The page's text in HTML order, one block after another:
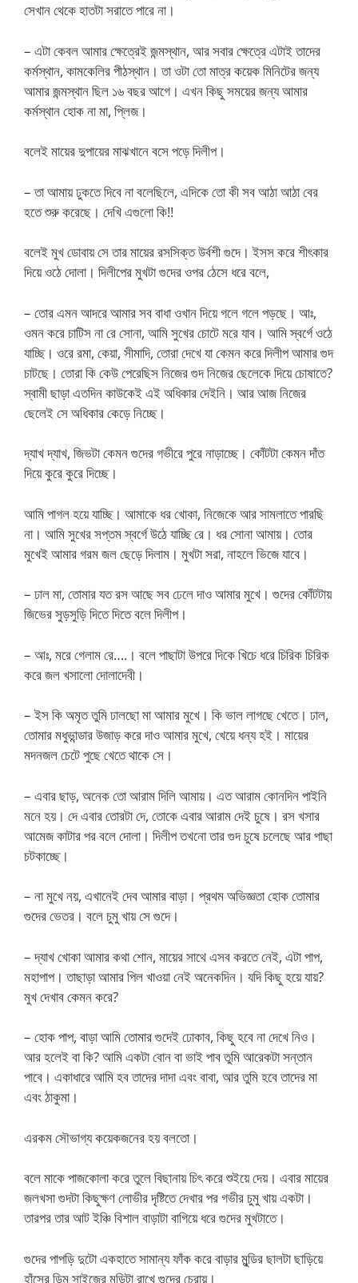
সেখান থেকে হাতটা সরাতে পারে না।
– এটা কেবল আমার ক্ষেত্রেই জন্মস্থান, আর সবার ক্ষেত্রে এটাই তাদের
কর্মস্থান, কামকেলির পীঠস্থান। তা ওটা তো মাত্র কয়েক মিনিটের জন্য
আমার জন্মস্থান ছিল ১৬ বছর আগে। এখন কিছু সময়ের জন্য আমার
কর্মস্থান হোক না মা, প্লিজ।
বলেই মায়ের দুপায়ের মাঝখানে বসে পড়ে দিলীপ।
– তা আমায় ঢুকতে দিবে না বলেছিলে, এদিকে তো কী সব আঠা আঠা বের
হতে শুরু করেছে। দেখি এগুলো কি!!
বলেই মুখ ডোবায় সে তার মায়ের রসসিক্ত উর্বশী গুদে। ইসস করে শীৎকার
দিয়ে ওঠে দোলা। দিলীপের মুখটা গুদের ওপর ঠেসে ধরে বলে,
– তোর এমন আদরে আমার সব বাধা ওখান দিয়ে গলে গলে পড়ছে। আঃ,
ওমন করে চাটিস না রে সোনা, আমি সুখের চোটে মরে যাব। আমি স্বর্গে ওঠে
যাচ্ছি। ওরে রমা, কেয়া, সীমাদি, তোরা দেখে যা কেমন করে দিলীপ আমার গুদ
চাটছে। তোরা কি কেউ পেরেছিস নিজের গুদ নিজের ছেলেকে দিয়ে চোষাতে?
স্বামী ছাড়া এতদিন কাউকেই এই অধিকার দেইনি। আর আজ নিজের
ছেলেই সে অধিকার কেড়ে নিচ্ছে।
দ্যাখ দ্যাখ, জিভটা কেমন গুদের গভীরে পুরে নাড়াচ্ছে। কোঁটটা কেমন দাঁত
দিয়ে কুরে কুরে দিচ্ছে।
আমি পাগল হয়ে যাচ্ছি। আমাকে ধর খোকা, নিজেকে আর সামলাতে পারছি
না। আমি সুখের সপ্তম স্বর্গে উঠে যাচ্ছি রে। ধর সোনা আমায়। তোর
মুখেই আমার গরম জল ছেড়ে দিলাম। মুখটা সরা, নাহলে ভিজে যাবে।
– ঢাল মা, তোমার যত রস আছে সব ঢেলে দাও আমার মুখে। গুদের কোঁটটায়
জিভের সুড়সুড়ি দিতে দিতে বলে দিলীপ।
– আঃ, মরে গেলাম রে….। বলে পাছাটা উপরে দিকে খিচে ধরে চিরিক চিরিক
করে জল খসালো দোলাদেবী।
– ইস কি অমৃত তুমি ঢালছো মা আমার মুখে। কি ভাল লাগছে খেতে। ঢাল,
তোমার মধুভান্ডার উজাড় করে দাও আমার মুখে, খেয়ে ধন্য হই। মায়ের
মদনজল চেটে পুছে খেতে থাকে সে।
– এবার ছাড়, অনেক তো আরাম দিলি আমায়। এত আরাম কোনদিন পাইনি
মনে হয়। দে এবার তোরটা দে, তোকে এবার আরাম দেই চুষে। রস খসার
আমেজ কাটার পর বলে দোলা। দিলীপ তখনো তার গুদ চুষে চলেছে আর পাছা
চটকাচ্ছে।
– না মুখে নয়, এখানেই দেব আমার বাড়া। প্রথম অভিজ্ঞতা হোক তোমার
গুদের ভেতর। বলে চুমু খায় সে গুদে।
– দ্যাখ খোকা আমার কথা শোন, মায়ের সাথে এসব করতে নেই, এটা পাপ,
মহাপাপ। তাছাড়া আমার পিল খাওয়া নেই অনেকদিন। যদি কিছু হয়ে যায়?
মুখ দেখাব কেমন করে?
– হোক পাপ, বাড়া আমি তোমার গুদেই ঢোকাব, কিছু হবে না দেখে নিও।
আর হলেই বা কি? আমি একটা বোন বা ভাই পাব তুমি আরেকটা সন্তান
পাবে। একাধারে আমি হব তাদের দাদা এবং বাবা, আর তুমি হবে তাদের মা
এবং ঠাকুমা।
এরকম সৌভাগ্য কয়েকজনের হয় বলতো।
বলে মাকে পাজকোলা করে তুলে বিছানায় চিৎ করে শুইয়ে দেয়। এবার মায়ের
জলখসা গুদটা কিছুক্ষণ লোভীর দৃষ্টিতে দেখার পর গভীর চুমু খায় একটা।
তারপর তার আট ইঞ্চি বিশাল বাড়াটা বাগিয়ে ধরে গুদের মুখটাতে।
গুদের পাপড়ি দুটো একহাতে সামান্য ফাঁক করে বাড়ার মুন্ডির ছালটা ছাড়িয়ে
হাঁসের ডিম সাইজের মুন্ডিটা রাখে গুদের চেরায়।